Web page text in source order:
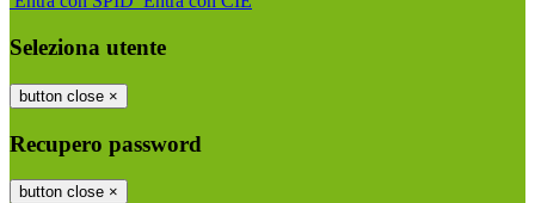
Seleziona utente
button close ×
Recupero password
button close ×